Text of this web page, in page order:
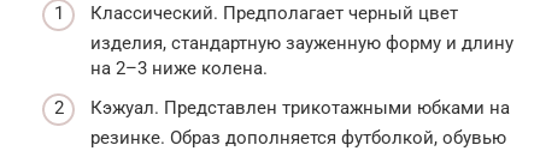
Классический. Предполагает черный цвет
изделия, стандартную зауженную форму и длину
на 2–3 ниже колена.
Кэжуал. Представлен трикотажными юбками на
резинке. Образ дополняется футболкой, обувью